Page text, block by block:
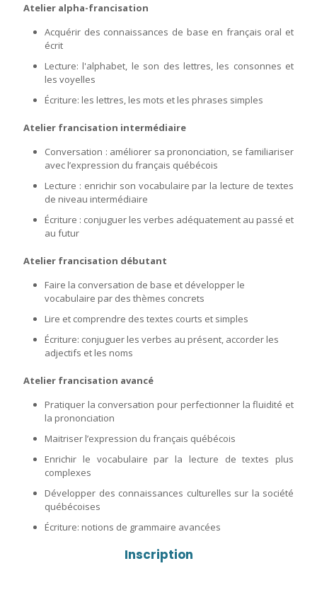
Atelier alpha-francisation
Acquérir des connaissances de base en français oral et
écrit
Lecture: l'alphabet, le son des lettres, les consonnes et
les voyelles
Écriture: les lettres, les mots et les phrases simples
Atelier francisation intermédiaire
Conversation : améliorer sa prononciation, se familiariser
avec l’expression du français québécois
Lecture : enrichir son vocabulaire par la lecture de textes
de niveau intermédiaire
Écriture : conjuguer les verbes adéquatement au passé et
au futur
Atelier francisation débutant
Faire la conversation de base et développer le
vocabulaire par des thèmes concrets
Lire et comprendre des textes courts et simples
Écriture: conjuguer les verbes au présent, accorder les
adjectifs et les noms
Atelier francisation avancé
Pratiquer la conversation pour perfectionner la fluidité et
la prononciation
Maitriser l’expression du français québécois
Enrichir le vocabulaire par la lecture de textes plus
complexes
Développer des connaissances culturelles sur la société
québécoises
Écriture: notions de grammaire avancées
Inscription